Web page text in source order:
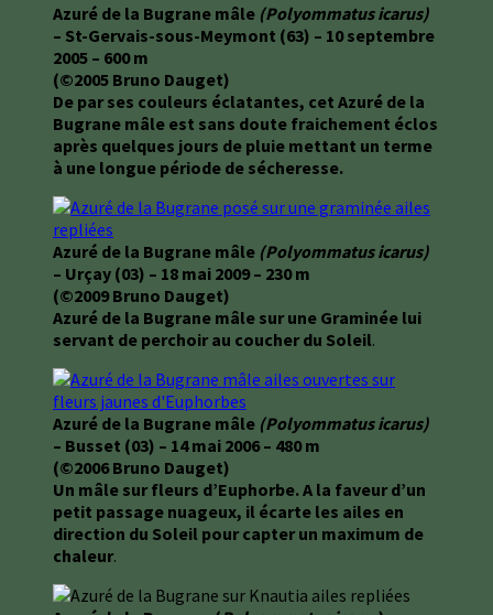
Azuré de la Bugrane mâle (Polyommatus icarus)
– St-Gervais-sous-Meymont (63) – 10 septembre
2005 – 600 m
(©2005 Bruno Dauget)
De par ses couleurs éclatantes, cet Azuré de la
Bugrane mâle est sans doute fraichement éclos
après quelques jours de pluie mettant un terme
à une longue période de sécheresse.
Azuré de la Bugrane mâle (Polyommatus icarus)
– Urçay (03) – 18 mai 2009 – 230 m
(©2009 Bruno Dauget)
Azuré de la Bugrane mâle sur une Graminée lui
servant de perchoir au coucher du Soleil.
Azuré de la Bugrane mâle (Polyommatus icarus)
– Busset (03) – 14 mai 2006 – 480 m
(©2006 Bruno Dauget)
Un mâle sur fleurs d’Euphorbe. A la faveur d’un
petit passage nuageux, il écarte les ailes en
direction du Soleil pour capter un maximum de
chaleur.